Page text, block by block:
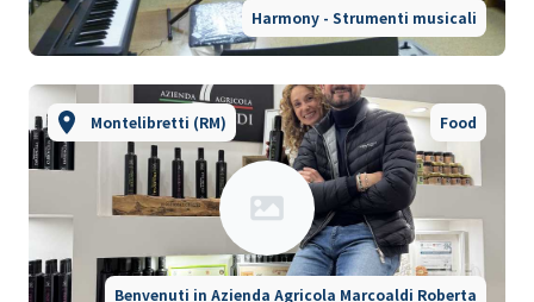
Harmony - Strumenti musicali
Montelibretti (RM) Food
Benvenuti in Azienda Agricola Marcoaldi Roberta